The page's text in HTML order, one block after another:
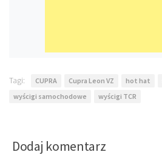
Tagi: CUPRA Cupra Leon VZ hot hat
wyścigi samochodowe
wyścigi TCR
Dodaj komentarz